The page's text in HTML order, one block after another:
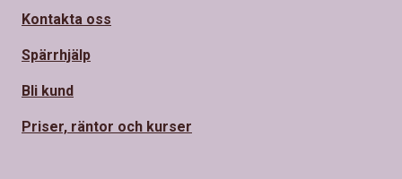
Kontakta oss
Spärrhjälp
Bli kund
Priser, räntor och kurser